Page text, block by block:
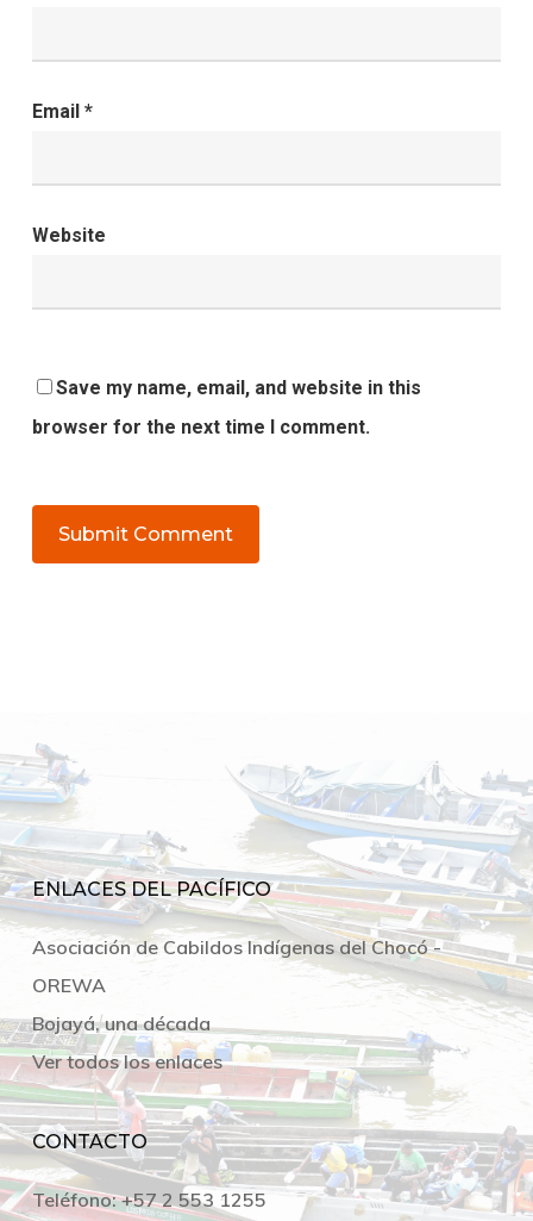
Email *
Website
Save my name, email, and website in this
browser for the next time I comment.
ENLACES DEL PACÍFICO
Asociación de Cabildos Indígenas del Chocó -
OREWA
Bojayá, una década
Ver todos los enlaces
CONTACTO
Teléfono:+57 2 553 1255